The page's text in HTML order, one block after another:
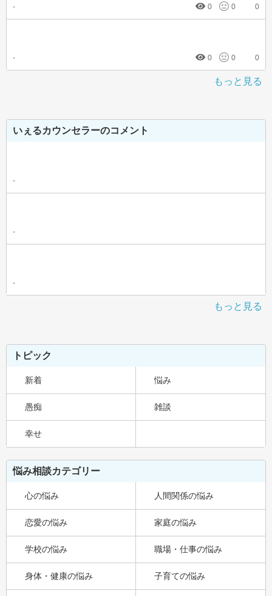
- 0 0 0
- 0 0 0
もっと見る
いぇるカウンセラーのコメント
-
-
-
もっと見る
トピック
新着 悩み
愚痴 雑談
幸せ
悩み相談カテゴリー
心の悩み 人間関係の悩み
恋愛の悩み 家庭の悩み
学校の悩み 職場・仕事の悩み
身体・健康の悩み 子育ての悩み